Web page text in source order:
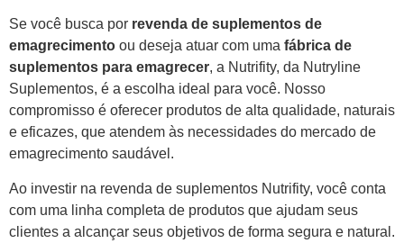
Se você busca por revenda de suplementos de
emagrecimento ou deseja atuar com uma fábrica de
suplementos para emagrecer, a Nutrifity, da Nutryline
Suplementos, é a escolha ideal para você. Nosso
compromisso é oferecer produtos de alta qualidade, naturais
e eficazes, que atendem às necessidades do mercado de
emagrecimento saudável.
Ao investir na revenda de suplementos Nutrifity, você conta
com uma linha completa de produtos que ajudam seus
clientes a alcançar seus objetivos de forma segura e natural.